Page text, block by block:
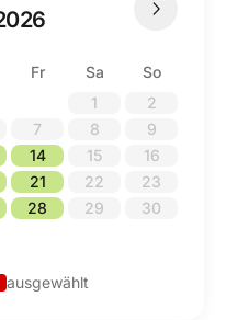
Fr Sa
So
1
2
7 8
9
14 15
16
21 22
23
28 29
30
ausgewählt